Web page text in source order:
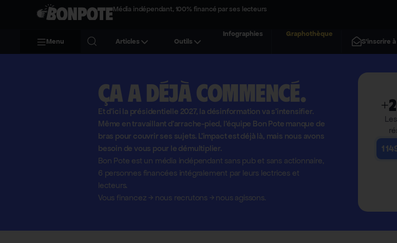
Média indépendant, 100% financé par ses lecteurs
Menu Articles Outils
Infographies
Graphothèque
S'inscrire
Ça a déjà commencé.
Et d'ici la présidentielle 2027, la désinformation va s'intensifier.
Même en travaillant d'arrache-pied, l'équipe Bon Pote manque de
bras pour couvrir ses sujets. L'impact est déjà là, mais nous avons
besoin de vous pour le démultiplier.
Bon Pote est un média indépendant sans pub et sans actionnaire,
6 personnes financées intégralement par leurs lectrices et
lecteurs.
Vous financez→nous recrutons →nous agissons.
1